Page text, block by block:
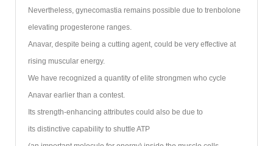
Nevertheless, gynecomastia remains possible due to trenbolone
elevating progesterone ranges.
Anavar, despite being a cutting agent, could be very effective at
rising muscular energy.
We have recognized a quantity of elite strongmen who cycle
Anavar earlier than a contest.
Its strength-enhancing attributes could also be due to
its distinctive capability to shuttle ATP